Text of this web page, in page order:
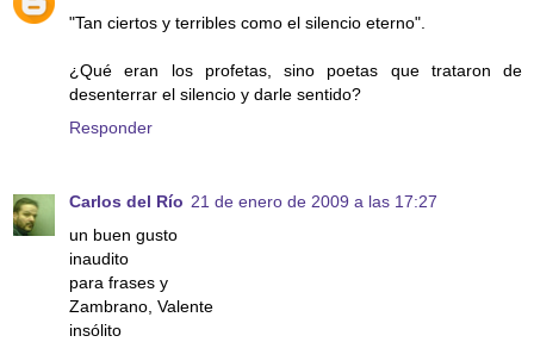
"Tan ciertos y terribles como el silencio eterno".
¿Qué eran los profetas, sino poetas que trataron de
desenterrar el silencio y darle sentido?
Responder
Carlos del Río 21 de enero de 2009 a las 17:27
un buen gusto
inaudito
para frases y
Zambrano, Valente
insólito